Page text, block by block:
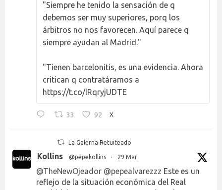
"Siempre he tenido la sensación de q
debemos ser muy superiores, porq los
árbitros no nos favorecen. Aquí parece q
siempre ayudan al Madrid."
"Tienen barcelonitis, es una evidencia. Ahora
critican q contratáramos a
https://t.co/lRqryjUDTE
33 92 X
La Galerna Retuiteado
Kollins @pepekollins · 29 Mar
@TheNewOjeador @pepealvarezzz Este es un
reflejo de la situación económica del Real